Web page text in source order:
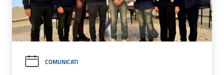
COMUNICATI